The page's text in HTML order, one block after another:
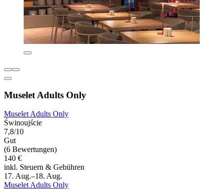
Muselet Adults Only
Muselet Adults Only
Świnoujście
7,8/10
Gut
(6 Bewertungen)
140 €
inkl. Steuern & Gebühren
17. Aug.–18. Aug.
Muselet Adults Only